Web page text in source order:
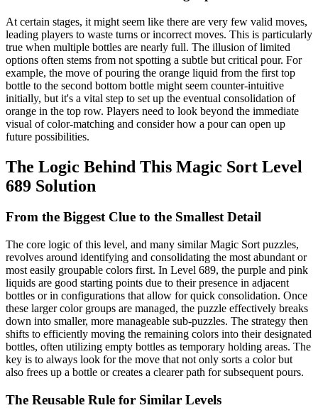
At certain stages, it might seem like there are very few valid moves,
leading players to waste turns or incorrect moves. This is particularly
true when multiple bottles are nearly full. The illusion of limited
options often stems from not spotting a subtle but critical pour. For
example, the move of pouring the orange liquid from the first top
bottle to the second bottom bottle might seem counter-intuitive
initially, but it's a vital step to set up the eventual consolidation of
orange in the top row. Players need to look beyond the immediate
visual of color-matching and consider how a pour can open up
future possibilities.
The Logic Behind This Magic Sort Level
689 Solution
From the Biggest Clue to the Smallest Detail
The core logic of this level, and many similar Magic Sort puzzles,
revolves around identifying and consolidating the most abundant or
most easily groupable colors first. In Level 689, the purple and pink
liquids are good starting points due to their presence in adjacent
bottles or in configurations that allow for quick consolidation. Once
these larger color groups are managed, the puzzle effectively breaks
down into smaller, more manageable sub-puzzles. The strategy then
shifts to efficiently moving the remaining colors into their designated
bottles, often utilizing empty bottles as temporary holding areas. The
key is to always look for the move that not only sorts a color but
also frees up a bottle or creates a clearer path for subsequent pours.
The Reusable Rule for Similar Levels